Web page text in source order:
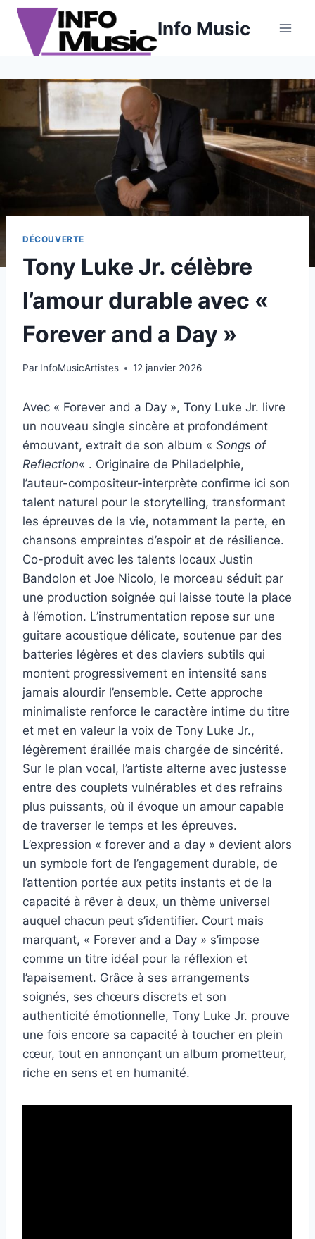
Aller
contenu
Info Music
DÉCOUVERTE
Tony Luke Jr. célèbre
l’amour durable avec «
Forever and a Day »
Par InfoMusicArtistes 12 janvier 2026
Avec « Forever and a Day », Tony Luke Jr. livre
un nouveau single sincère et profondément
émouvant, extrait de son album « Songs of
Reflection« . Originaire de Philadelphie,
l’auteur-compositeur-interprète confirme ici son
talent naturel pour le storytelling, transformant
les épreuves de la vie, notamment la perte, en
chansons empreintes d’espoir et de résilience.
Co-produit avec les talents locaux Justin
Bandolon et Joe Nicolo, le morceau séduit par
une production soignée qui laisse toute la place
à l’émotion. L’instrumentation repose sur une
guitare acoustique délicate, soutenue par des
batteries légères et des claviers subtils qui
montent progressivement en intensité sans
jamais alourdir l’ensemble. Cette approche
minimaliste renforce le caractère intime du titre
et met en valeur la voix de Tony Luke Jr.,
légèrement éraillée mais chargée de sincérité.
Sur le plan vocal, l’artiste alterne avec justesse
entre des couplets vulnérables et des refrains
plus puissants, où il évoque un amour capable
de traverser le temps et les épreuves.
L’expression « forever and a day » devient alors
un symbole fort de l’engagement durable, de
l’attention portée aux petits instants et de la
capacité à rêver à deux, un thème universel
auquel chacun peut s’identifier. Court mais
marquant, « Forever and a Day » s’impose
comme un titre idéal pour la réflexion et
l’apaisement. Grâce à ses arrangements
soignés, ses chœurs discrets et son
authenticité émotionnelle, Tony Luke Jr. prouve
une fois encore sa capacité à toucher en plein
cœur, tout en annonçant un album prometteur,
riche en sens et en humanité.